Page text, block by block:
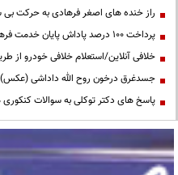
راز خنده های اصغر فرهادی به حرکت بی
پرداخت ۱۰۰ درصد پاداش پایان خدمت فرهنگیان
خلافی آنلاین/استعلام خلافی خودرو از
جسدغرق درخون روح الله داداشی (عکس)
پاسخ های دکتر توکلی به سوالات کنکوری